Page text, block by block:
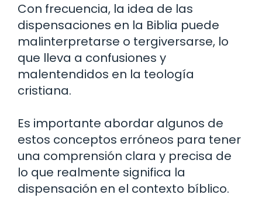
Con frecuencia, la idea de las
dispensaciones en la Biblia puede
malinterpretarse o tergiversarse, lo
que lleva a confusiones y
malentendidos en la teología
cristiana.
Es importante abordar algunos de
estos conceptos erróneos para tener
una comprensión clara y precisa de
lo que realmente significa la
dispensación en el contexto bíblico.